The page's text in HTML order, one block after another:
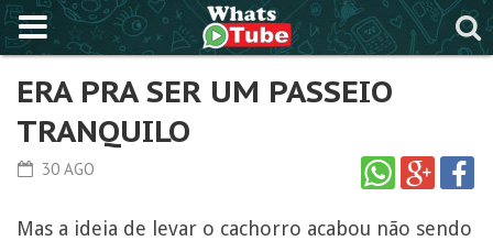
ERA PRA SER UM PASSEIO
TRANQUILO
30 AGO
Mas a ideia de levar o cachorro acabou não sendo